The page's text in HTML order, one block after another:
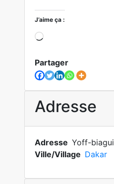
J’aime ça :
Partager
Adresse
Adresse Yoff-biagui
Ville/Village Dakar